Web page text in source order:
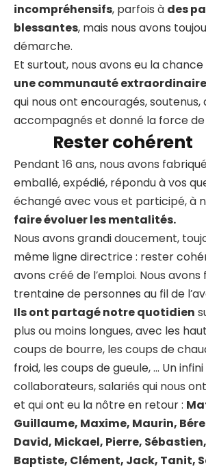
incompréhensifs, parfois à des
blessantes, mais nous avons
démarche.
Et surtout, nous avons eu la
une communauté extraordinaire
qui nous ont encouragés, soutenus,
accompagnés et donné la force
Rester cohérent
Pendant 16 ans, nous avons
emballé, expédié, répondu à vos
échangé avec vous et participé, à
faire évoluer les mentalités.
Nous avons grandi doucement,
même ligne directrice : rester
avons créé de l’emploi. Nous
trentaine de personnes au fil de
Ils ont partagé notre quotidien
plus ou moins longues, avec les
coups de bourre, les coups de
froid, les coups de gueule, … Un
collaborateurs, salariés qui nous
et qui ont eu la nôtre en retour :
Guillaume, Maxime, Maurin,
David, Mickael, Pierre,
Baptiste, Clément, Jack, Tanit,